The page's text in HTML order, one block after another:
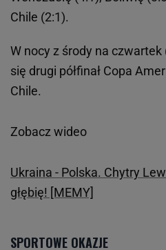
Chile (2:1).
W nocy z środy na czwartek
się drugi półfinał Copa
Chile.
Zobacz wideo
Ukraina - Polska. Chytry
głębię! [MEMY]